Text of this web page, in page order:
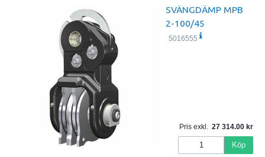
SVÄNGDÄMP MPB
2-100/45
5016555
Pris exkl. 27 314.00
Köp